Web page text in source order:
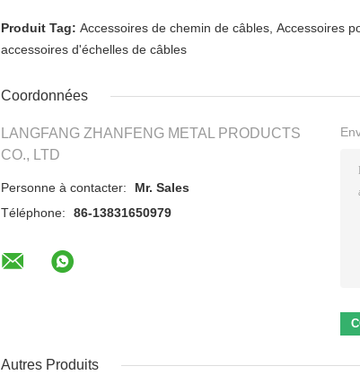
Produit Tag: Accessoires de chemin de câbles, Accessoires
accessoires d'échelles de câbles
Coordonnées
LANGFANG ZHANFENG METAL PRODUCTS
CO., LTD
Personne à contacter:
Mr. Sales
Téléphone:
86-13831650979
Autres Produits